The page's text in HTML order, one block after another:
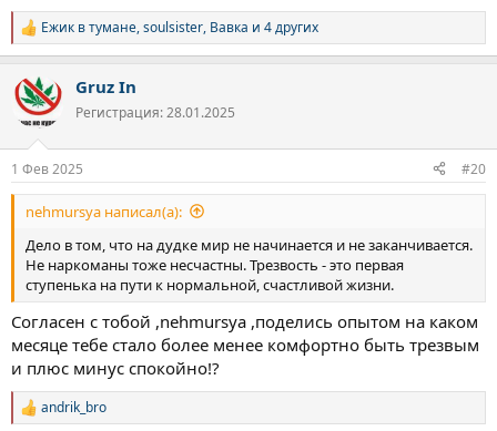
Р
е
к
ц
и
Ежик в тумане,soulsister, Вавка и 4 других
Gruz In
Регистрация: 28.01.2025
1 Фев 2025 #20
nehmursya написал(а):
Дело в том, что на дудке мир не начинается и не заканчивается.
Не наркоманы тоже несчастны. Трезвость - это первая
ступенька на пути к нормальной, счастливой жизни.
Согласен с тобой ,nehmursya ,поделись опытом на каком
месяце тебе стало более менее комфортно быть трезвым
и плюс минус спокойно!?
Р
andrik_bro